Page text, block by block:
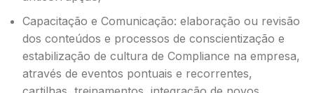
Capacitação e Comunicação: elaboração ou revisão
dos conteúdos e processos de conscientização e
estabilização de cultura de Compliance na empresa,
através de eventos pontuais e recorrentes,